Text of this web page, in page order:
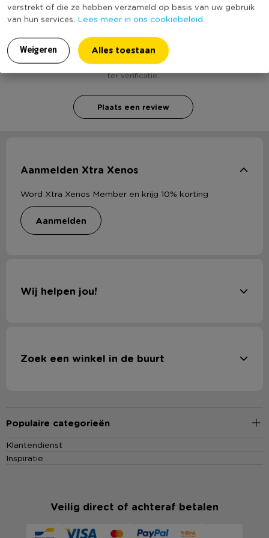
verstrekt of die ze hebben verzameld op basis van uw gebruik
van hun services. Lees meer in ons cookiebeleid.
Weigeren Alles toestaan
* Horizontaal en verticaal op te hangen
Heb jij Spiegel glossy - zilverkleurig - 65x75 cm?
Voor het schrijven van een review is een geldig e-mail adres nodig
ter verificatie.
Plaats een review
Aanmelden Xtra Xenos
Word Xtra Xenos Member en krijg 10% korting
aanmelden
Wij helpen jou!
Zoek een winkel in de buurt
Populaire categorieën
Klantendienst
Inspiratie
Veilig direct of achteraf betalen